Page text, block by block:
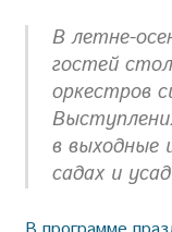
В летне-
гостей
оркестров
в выходные
садах и